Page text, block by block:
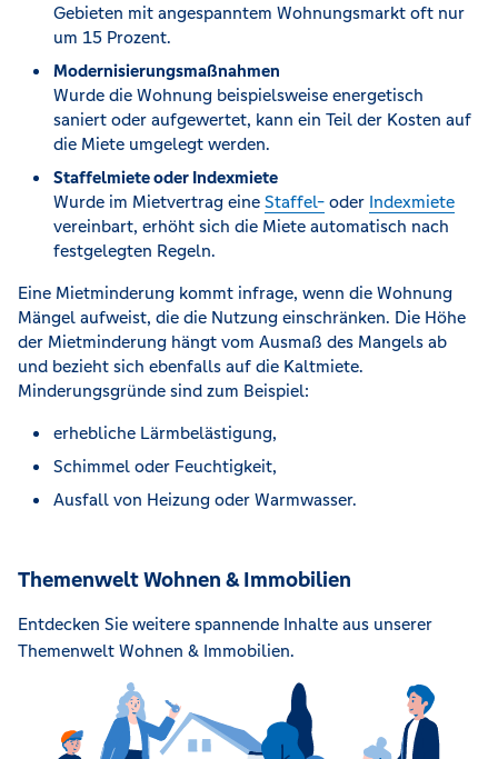
Gebieten mit angespanntem Wohnungsmarkt oft nur
um 15 Prozent.
Modernisierungsmaßnahmen
Wurde die Wohnung beispielsweise energetisch
saniert oder aufgewertet, kann ein Teil der Kosten auf
die Miete umgelegt werden.
Staffelmiete oder Indexmiete
Wurde im Mietvertrag eine Staffel- oder Indexmiete
vereinbart, erhöht sich die Miete automatisch nach
festgelegten Regeln.
Eine Mietminderung kommt infrage, wenn die Wohnung
Mängel aufweist, die die Nutzung einschränken. Die Höhe
der Mietminderung hängt vom Ausmaß des Mangels ab
und bezieht sich ebenfalls auf die Kaltmiete.
Minderungsgründe sind zum Beispiel:
erhebliche Lärmbelästigung,
Schimmel oder Feuchtigkeit,
Ausfall von Heizung oder Warmwasser.
Themenwelt Wohnen & Immobilien
Entdecken Sie weitere spannende Inhalte aus unserer
Themenwelt Wohnen & Immobilien.